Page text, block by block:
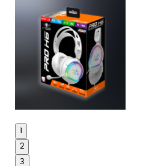
2
3